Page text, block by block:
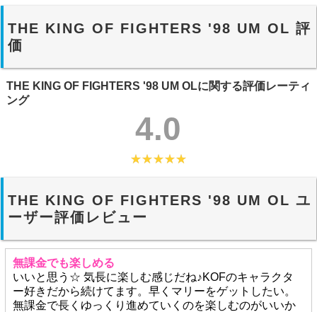
THE KING OF FIGHTERS '98 UM OL 評
価
THE KING OF FIGHTERS '98 UM OLに関する評価レーティ
ング
4.0
THE KING OF FIGHTERS '98 UM OL ユ
ーザー評価レビュー
無課金でも楽しめる
いいと思う☆ 気長に楽しむ感じだね♪KOFのキャラクタ
ー好きだから続けてます。早くマリーをゲットしたい。
無課金で長くゆっくり進めていくのを楽しむのがいいか